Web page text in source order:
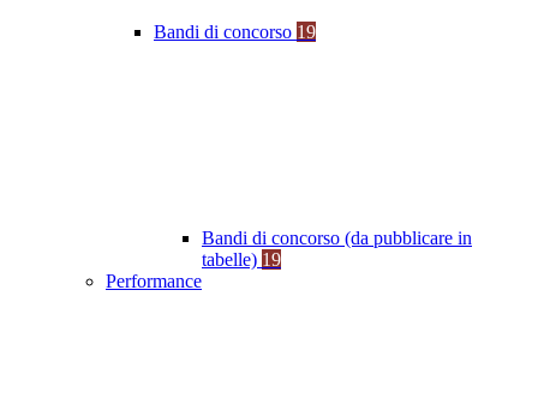
Bandi di concorso 19
Bandi di concorso (da pubblicare in
tabelle) 19
Performance